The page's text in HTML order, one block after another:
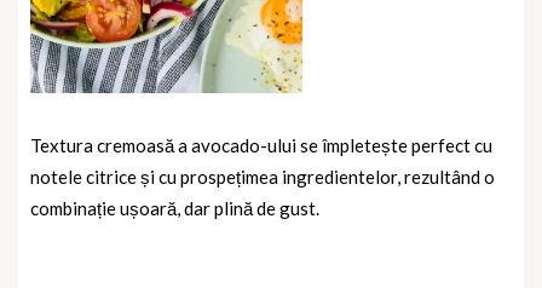
Textura cremoasă a avocado-ului se împletește perfect cu
notele citrice și cu prospețimea ingredientelor, rezultând o
combinație ușoară, dar plină de gust.